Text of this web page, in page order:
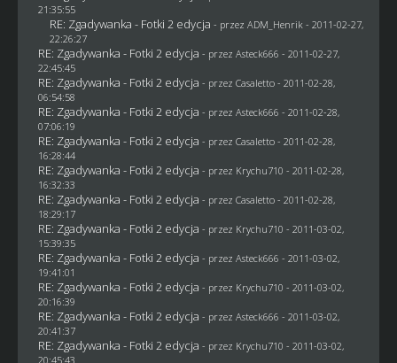
21:35:55
RE: Zgadywanka - Fotki 2 edycja - przez ADM_Henrik - 2011-02-27,
22:26:27
RE: Zgadywanka - Fotki 2 edycja - przez Asteck666 - 2011-02-27,
22:45:45
RE: Zgadywanka - Fotki 2 edycja - przez Casaletto- 2011-02-28,
06:54:58
RE: Zgadywanka - Fotki 2 edycja - przez Asteck666 - 2011-02-28,
07:06:19
RE: Zgadywanka - Fotki 2 edycja - przez Casaletto- 2011-02-28,
16:28:44
RE: Zgadywanka - Fotki 2 edycja - przez Krychu710 - 2011-02-28,
16:32:33
RE: Zgadywanka - Fotki 2 edycja - przez Casaletto- 2011-02-28,
18:29:17
RE: Zgadywanka - Fotki 2 edycja - przez Krychu710 - 2011-03-02,
15:39:35
RE: Zgadywanka - Fotki 2 edycja - przez Asteck666 - 2011-03-02,
19:41:01
RE: Zgadywanka - Fotki 2 edycja - przez Krychu710 - 2011-03-02,
20:16:39
RE: Zgadywanka - Fotki 2 edycja - przez Asteck666 - 2011-03-02,
20:41:37
RE: Zgadywanka - Fotki 2 edycja - przez Krychu710 - 2011-03-02,
20:45:43